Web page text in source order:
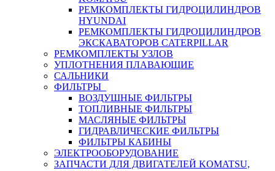
РЕМКОМПЛЕКТЫ ГИДРОЦИЛИНДРОВ
HYUNDAI
РЕМКОМПЛЕКТЫ ГИДРОЦИЛИНДРОВ
ЭКСКАВАТОРОВ CATERPILLAR
РЕМКОМПЛЕКТЫ УЗЛОВ
УПЛОТНЕНИЯ ПЛАВАЮЩИЕ
САЛЬНИКИ
ФИЛЬТРЫ
ВОЗДУШНЫЕ ФИЛЬТРЫ
ТОПЛИВНЫЕ ФИЛЬТРЫ
МАСЛЯНЫЕ ФИЛЬТРЫ
ГИДРАВЛИЧЕСКИЕ ФИЛЬТРЫ
ФИЛЬТРЫ КАБИНЫ
ЭЛЕКТРООБОРУДОВАНИЕ
ЗАПЧАСТИ ДЛЯ ДВИГАТЕЛЕЙ KOMATSU,